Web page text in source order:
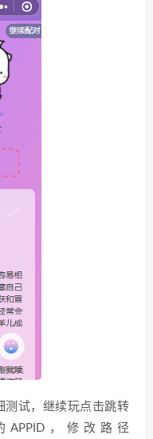
测试，继续玩点击跳转
APPID，修改路径